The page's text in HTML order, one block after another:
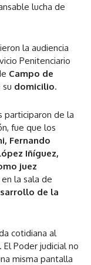
lucha de
la audiencia
Penitenciario
Campo de
domicilio.
participaron de la
fue que los
Fernando
Iñíguez,
juez
la sala de
de la
cotidiana al
Poder judicial no
misma pantalla